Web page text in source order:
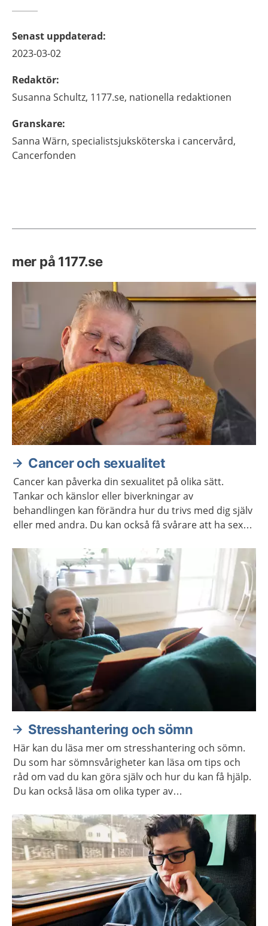
Senast uppdaterad:
2023-03-02
Redaktör:
Susanna Schultz, 1177.se, nationella redaktionen
Granskare:
Sanna Wärn, specialistsjuksköterska i cancervård,
Cancerfonden
mer på 1177.se
Cancer och sexualitet
Cancer kan påverka din sexualitet på olika sätt.
Tankar och känslor eller biverkningar av
behandlingen kan förändra hur du trivs med dig själv
eller med andra. Du kan också få svårare att ha sex
lusten och förmågan att ha sex.
Stresshantering och sömn
Här kan du läsa mer om stresshantering och sömn.
Du som har sömnsvårigheter kan läsa om tips och
råd om vad du kan göra själv och hur du kan få hjälp.
Du kan också läsa om olika typer av
avslappningsövningar.